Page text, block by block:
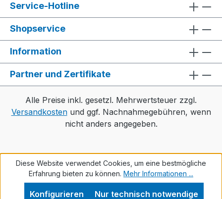
Service-Hotline
Shopservice
Information
Partner und Zertifikate
Alle Preise inkl. gesetzl. Mehrwertsteuer zzgl.
Versandkostenund ggf. Nachnahmegebühren, wenn
nicht anders angegeben.
Diese Website verwendet Cookies, um eine bestmögliche
Erfahrung bieten zu können. Mehr Informationen ...
Nur technisch notwendige
Konfigurieren